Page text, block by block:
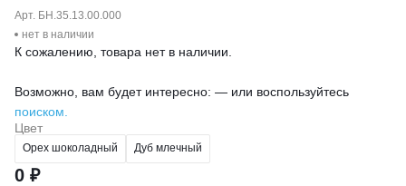
Арт. БН.35.13.00.000
нет в наличии
К сожалению, товара нет в наличии.
Возможно, вам будет интересно: — или воспользуйтесь
поиском.
Цвет
Орех шоколадный Дуб млечный
0 ₽